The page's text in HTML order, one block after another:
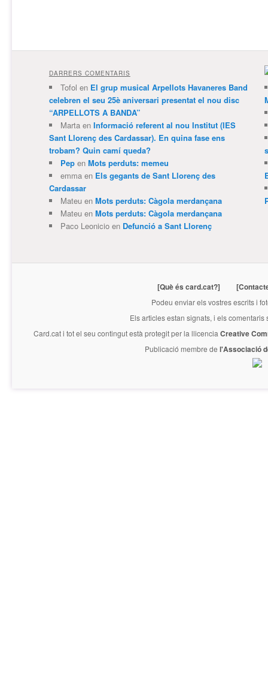
DARRERS COMENTARIS
Tofol en El grup musical Arpellots Havaneres Band
celebren el seu 25è aniversari presentat el nou disc
“ARPELLOTS A BANDA”
Martaen Informació referent al nou Institut (IES
Sant Llorenç des Cardassar). En quina fase ens
trobam? Quin camí queda?
Pepen Mots perduts: memeu
emmaen Els gegants de Sant Llorenç des
Cardassar
Mateuen Mots perduts: Càgola merdançana
Mateuen Mots perduts: Càgola merdançana
Paco Leonicioen Defunció a Sant Llorenç
[Què és card.cat?]
Podeu enviar els vostres escrits i
Els articles estan signats, i els
Card.cati tot el seu contingut està protegit per la llicencia Creative
Publicació membre de l'Associació